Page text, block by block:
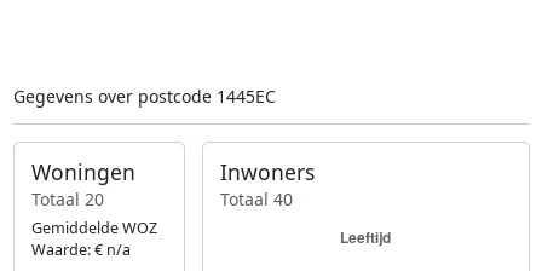
Gegevens over postcode 1445EC
Woningen
Totaal 20
Gemiddelde WOZ
Waarde: € n/a
Inwoners
Totaal 40